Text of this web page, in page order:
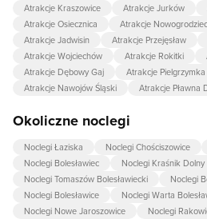
Atrakcje Kraszowice
Atrakcje Jurków
Atrakcje Osiecznica
Atrakcje Nowogrodziec
Atrakcje Jadwisin
Atrakcje Przejęsław
Atrakcje Wojciechów
Atrakcje Rokitki
Atrakcje Dębowy Gaj
Atrakcje Pielgrzymka
Atrakcje Nawojów Śląski
Atrakcje Pławna
Okoliczne noclegi
Noclegi Łaziska Noclegi Chościszowice
Noclegi Bolesławiec
Noclegi Kraśnik Dolny
Noclegi Tomaszów Bolesławiecki
Noclegi
Noclegi Bolesławice
Noclegi Warta
Noclegi Nowe Jaroszowice
Noclegi